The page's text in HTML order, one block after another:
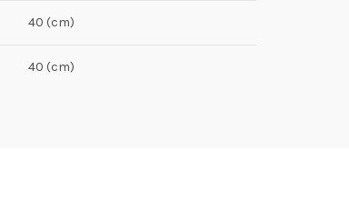
40 (cm)
40 (cm)